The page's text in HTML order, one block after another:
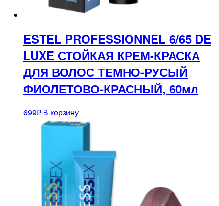
ESTEL PROFESSIONNEL 6/65 DE
LUXE СТОЙКАЯ КРЕМ-КРАСКА
ДЛЯ ВОЛОС ТЕМНО-РУСЫЙ
ФИОЛЕТОВО-КРАСНЫЙ, 60мл
699₽ В корзину